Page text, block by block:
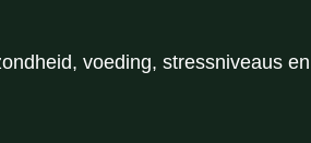
voeding, stressniveaus en